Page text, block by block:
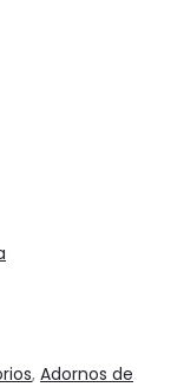
, Adornos de